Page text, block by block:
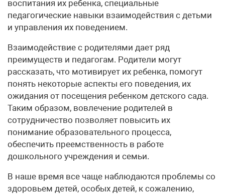
воспитания их ребенка, специальные
педагогические навыки взаимодействия с детьми
и управления их поведением.
Взаимодействие с родителями дает ряд
преимуществ и педагогам. Родители могут
рассказать, что мотивирует их ребенка, помогут
понять некоторые аспекты его поведения, их
ожидания от посещения ребенком детского сада.
Таким образом, вовлечение родителей в
сотрудничество позволяет повысить их
понимание образовательного процесса,
обеспечить преемственность в работе
дошкольного учреждения и семьи.
В наше время все чаще наблюдаются проблемы со
здоровьем детей, особых детей, к сожалению,